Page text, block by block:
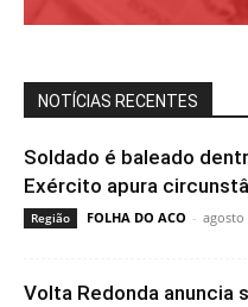
NOTÍCIAS RECENTES
Soldado é baleado
Exército apura
Região FOLHA DO ACO - agosto
Volta Redonda anuncia